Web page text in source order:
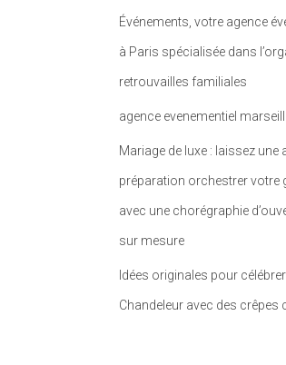
Événements, votre agence
à Paris spécialisée dans
retrouvailles familiales
agence evenementiel
Mariage de luxe : laissez une
préparation orchestrer votre
avec une chorégraphie
sur mesure
Idées originales pour
Chandeleur avec des crêpes